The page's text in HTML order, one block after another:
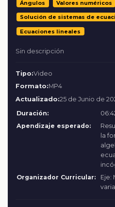
Ángulos Valores numéricos
Solución de sistemas de
Ecuaciones lineales
Sin descripción
Tipo:Video
Formato:MP4
Actualizado:25 de Junio de
Duración:
Apendizaje esperado:
la
Organizador Curricular:
Eje: